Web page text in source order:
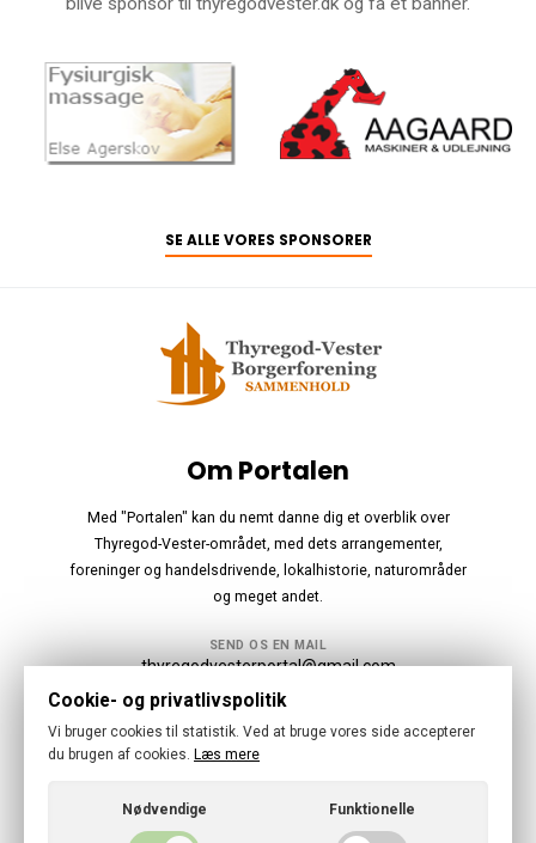
SE ALLE VORES SPONSORER
Om Portalen
Med "Portalen" kan du nemt danne dig et overblik over
Thyregod-Vester-området, med dets arrangementer,
foreninger og handelsdrivende, lokalhistorie, naturområder
og meget andet.
SEND OS EN MAIL
thyregodvesterportal@gmail.com
Følg os
Cookie- og privatlivspolitik
Vi bruger cookies til statistik. Ved at bruge vores side accepterer
du brugen af cookies. Læs mere
Nødvendige Funktionelle